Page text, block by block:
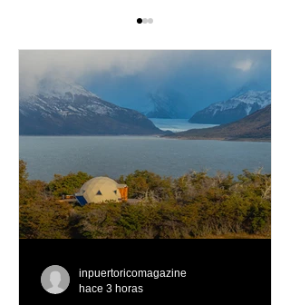
La enoteca Summer
Beer Series reunirá
exclusivas cervezas de
especialidad en un
evento abierto al público
inpuertoricomagazine
hace 3 horas